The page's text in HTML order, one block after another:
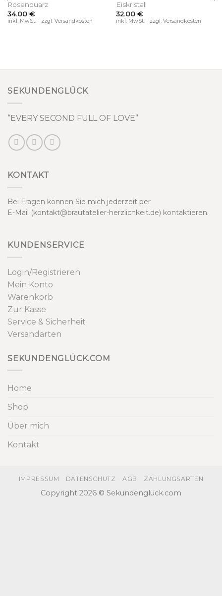
Rosenquarz
34.00 €
inkl. MwSt. - zzgl. Versandkosten
Eiskristall
32.00 €
inkl. MwSt. - zzgl. Versandkosten
SEKUNDENGLÜCK
“EVERY SECOND FULL OF LOVE”
KONTAKT
Bei Fragen können Sie mich jederzeit per
E-Mail (kontakt@brautatelier-herzlichkeit.de) kontaktieren.
KUNDENSERVICE
Login/Registrieren
Mein Konto
Warenkorb
Zur Kasse
Service & Sicherheit
Versandarten
SEKUNDENGLÜCK.COM
Home
Shop
Über mich
Kontakt
IMPRESSUM DATENSCHUTZ AGB ZAHLUNGSARTEN
Copyright 2026 © Sekundenglück.com